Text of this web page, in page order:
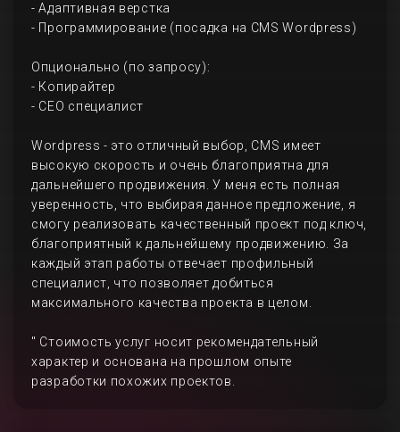
- Адаптивная верстка
- Программирование (посадка на CMS Wordpress)
Опционально (по запросу):
- Копирайтер
- СЕО специалист
Wordpress - это отличный выбор, CMS имеет
высокую скорость и очень благоприятна для
дальнейшего продвижения. У меня есть полная
уверенность, что выбирая данное предложение, я
смогу реализовать качественный проект под ключ,
благоприятный к дальнейшему продвижению. За
каждый этап работы отвечает профильный
специалист, что позволяет добиться
максимального качества проекта в целом.
" Стоимость услуг носит рекомендательный
характер и основана на прошлом опыте
разработки похожих проектов.